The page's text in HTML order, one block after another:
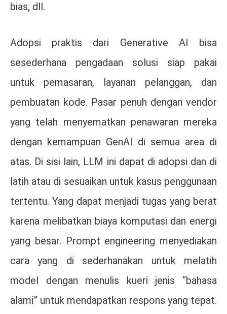
bias, dll.
Adopsi praktis dari Generative AI bisa
sesederhana pengadaan solusi siap pakai
untuk pemasaran, layanan pelanggan, dan
pembuatan kode. Pasar penuh dengan vendor
yang telah menyematkan penawaran mereka
dengan kemampuan GenAI di semua area di
atas. Di sisi lain, LLM ini dapat di adopsi dan di
latih atau di sesuaikan untuk kasus penggunaan
tertentu. Yang dapat menjadi tugas yang berat
karena melibatkan biaya komputasi dan energi
yang besar. Prompt engineering menyediakan
cara yang di sederhanakan untuk melatih
model dengan menulis kueri jenis “bahasa
alami” untuk mendapatkan respons yang tepat.